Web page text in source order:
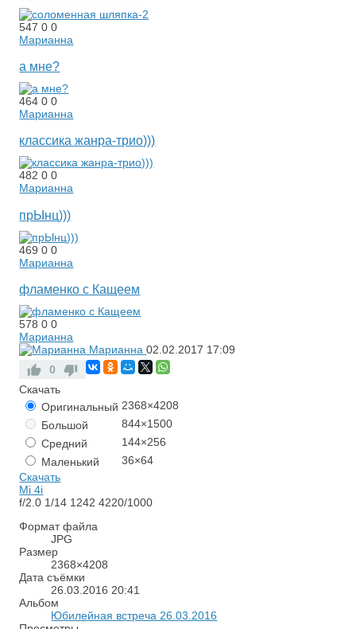
54700
Марианна
а мне?
46400
Марианна
классика жанра-трио)))
48200
Марианна
прЫнц)))
46900
Марианна
фламенко с Кащеем
57800
Марианна
Марианна02.02.2017 17:09
0
Скачать
Оригинальный 2368×4208
Большой
844×1500
Средний
144×256
Маленький
36×64
Скачать
Mi 4i
f/2.0 1/14 1242 4220/1000
Формат файла
JPG
Размер
2368×4208
Дата съёмки
26.03.2016 20:41
Альбом
Юбилейная встреча 26.03.2016